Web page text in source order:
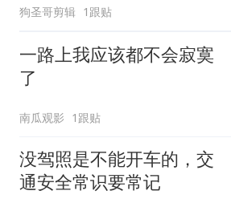
狗圣哥剪辑 1跟贴
一路上我应该都不会寂寞
了
南瓜观影 1跟贴
没驾照是不能开车的，交
通安全常识要常记